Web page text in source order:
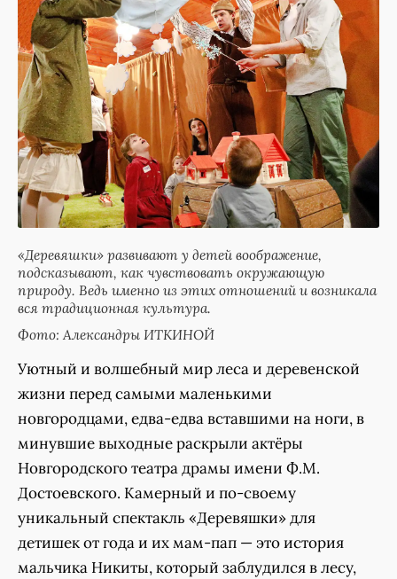
«Деревяшки» развивают у детей воображение,
подсказывают, как чувствовать окружающую
природу. Ведь именно из этих отношений и возникала
вся традиционная культура.
Фото: Александры ИТКИНОЙ
Уютный и волшебный мир леса и деревенской
жизни перед самыми маленькими
новгородцами, едва-едва вставшими на ноги, в
минувшие выходные раскрыли актёры
Новгородского театра драмы имени Ф.М.
Достоевского. Камерный и по-своему
уникальный спектакль «Деревяшки» для
детишек от года и их мам-пап — это история
мальчика Никиты, который заблудился в лесу,